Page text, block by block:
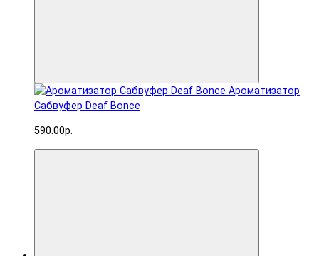
Ароматизатор
Сабвуфер Deaf Bonce
590.00р.